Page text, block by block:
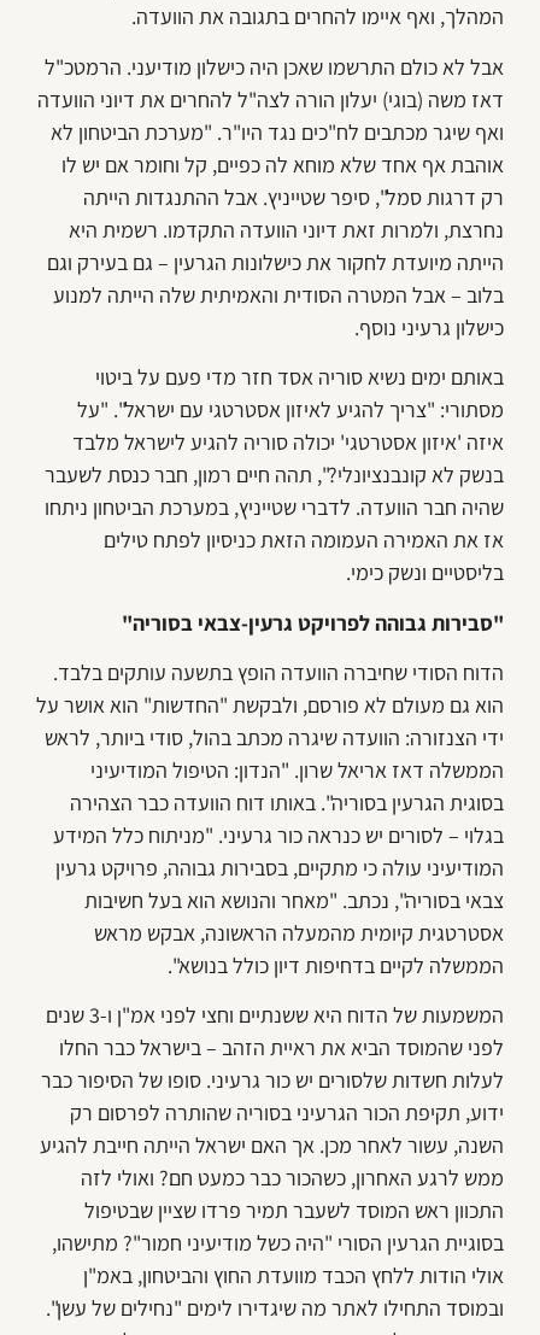
המהלך, ואף איימו להחרים בתגובה את הוועדה.
אבל לא כולם התרשמו שאכן היה כישלון מודיעני. הרמטכ"ל
דאז משה (בוגי) יעלון הורה לצה"ל להחרים את דיוני הוועדה
ואף שיגר מכתבים לח"כים נגד היו"ר. "מערכת הביטחון לא
אוהבת אף אחד שלא מוחא לה כפיים, קל וחומר אם יש לו
רק דרגות סמל", סיפר שטייניץ. אבל ההתנגדות הייתה
נחרצת, ולמרות זאת דיוני הוועדה התקדמו. רשמית היא
הייתה מיועדת לחקור את כישלונות הגרעין – גם בעירק וגם
בלוב – אבל המטרה הסודית והאמיתית שלה הייתה למנוע
כישלון גרעיני נוסף.
באותם ימים נשיא סוריה אסד חזר מדי פעם על ביטוי
מסתורי: "צריך להגיע לאיזון אסטרטגי עם ישראל". "על
איזה 'איזון אסטרטגי' יכולה סוריה להגיע לישראל מלבד
בנשק לא קונבנציונלי?", תהה חיים רמון, חבר כנסת לשעבר
שהיה חבר הוועדה. לדברי שטייניץ, במערכת הביטחון ניתחו
אז את האמירה העמומה הזאת כניסיון לפתח טילים
בליסטיים ונשק כימי.
"סבירות גבוהה לפרויקט גרעין-צבאי בסוריה"
הדוח הסודי שחיברה הוועדה הופץ בתשעה עותקים בלבד.
הוא גם מעולם לא פורסם, ולבקשת "החדשות" הוא אושר על
ידי הצנזורה: הוועדה שיגרה מכתב בהול, סודי ביותר, לראש
הממשלה דאז אריאל שרון. "הנדון: הטיפול המודיעיני
בסוגית הגרעין בסוריה". באותו דוח הוועדה כבר הצהירה
בגלוי – לסורים יש כנראה כור גרעיני. "מניתוח כלל המידע
המודיעיני עולה כי מתקיים, בסבירות גבוהה, פרויקט גרעין
צבאי בסוריה", נכתב. "מאחר והנושא הוא בעל חשיבות
אסטרטגית קיומית מהמעלה הראשונה, אבקש מראש
הממשלה לקיים בדחיפות דיון כולל בנושא".
המשמעות של הדוח היא ששנתיים וחצי לפני אמ"ן ו-3 שנים
לפני שהמוסד הביא את ראיית הזהב – בישראל כבר החלו
לעלות חשדות שלסורים יש כור גרעיני. סופו של הסיפור כבר
ידוע, תקיפת הכור הגרעיני בסוריה שהותרה לפרסום רק
השנה, עשור לאחר מכן. אך האם ישראל הייתה חייבת להגיע
ממש לרגע האחרון, כשהכור כבר כמעט חם? ואולי לזה
התכוון ראש המוסד לשעבר תמיר פרדו שציין שבטיפול
בסוגיית הגרעין הסורי "היה כשל מודיעיני חמור"? מתישהו,
אולי הודות ללחץ הכבד מוועדת החוץ והביטחון, באמ"ן
ובמוסד התחילו לאתר מה שיגדירו לימים "נחילים של עשן".